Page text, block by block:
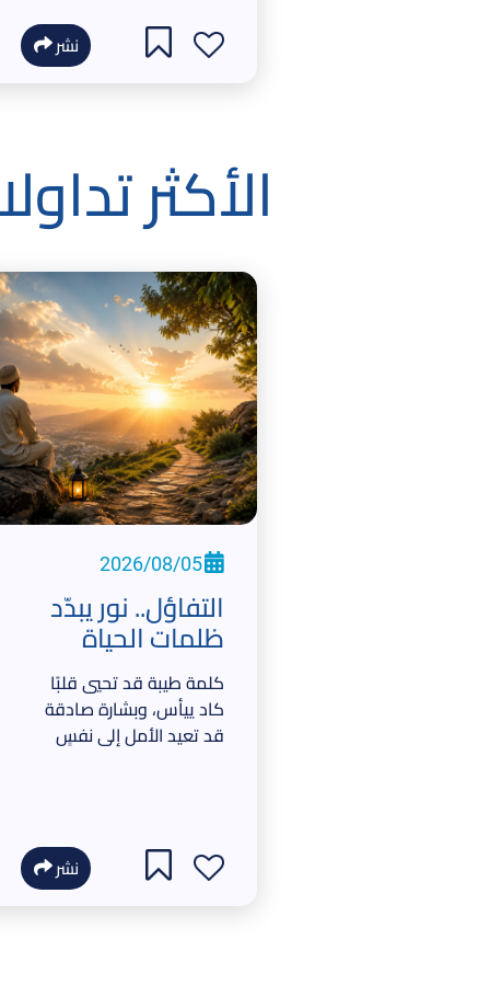
نشر
الأكثر
2026/08/05
التفاؤل.. نور يبدّد
ظلمات الحياة
كلمة طيبة قد تحيي قلبًا
كاد ييأس، وبشارة صادقة
قد تعيد الأمل إلى نفسٍ
نشر